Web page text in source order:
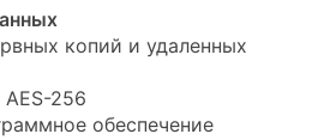
копий и удаленных
256
обеспечение